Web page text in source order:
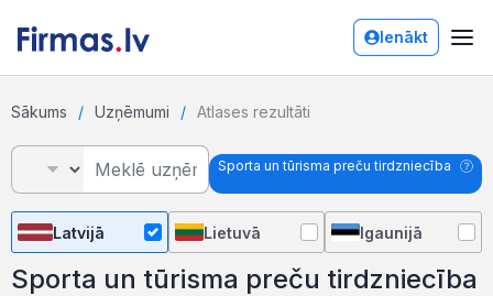
Ienākt
Sākums Uzņēmumi Atlases rezultāti
Sporta un tūrisma preču tirdzniecība
Latvijā Lietuvā Igaunijā
Sporta un tūrisma preču tirdzniecība